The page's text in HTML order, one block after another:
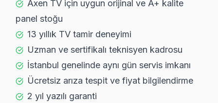
Axen TV için uygun orijinal ve A+ kalite
panel stoğu
13 yıllık TV tamir deneyimi
Uzman ve sertifikalı teknisyen kadrosu
İstanbul genelinde aynı gün servis imkanı
Ücretsiz arıza tespit ve fiyat bilgilendirme
2 yıl yazılı garanti